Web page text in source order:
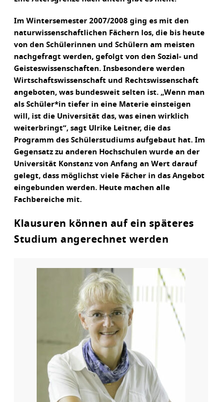
Im Wintersemester 2007/2008 ging es mit den
naturwissenschaftlichen Fächern los, die bis heute
von den Schülerinnen und Schülern am meisten
nachgefragt werden, gefolgt von den Sozial- und
Geisteswissenschaften. Insbesondere werden
Wirtschaftswissenschaft und Rechtswissenschaft
angeboten, was bundesweit selten ist. „Wenn man
als Schüler*in tiefer in eine Materie einsteigen
will, ist die Universität das, was einen wirklich
weiterbringt“, sagt Ulrike Leitner, die das
Programm des Schülerstudiums aufgebaut hat. Im
Gegensatz zu anderen Hochschulen wurde an der
Universität Konstanz von Anfang an Wert darauf
gelegt, dass möglichst viele Fächer in das Angebot
eingebunden werden. Heute machen alle
Fachbereiche mit.
Klausuren können auf ein späteres
Studium angerechnet werden